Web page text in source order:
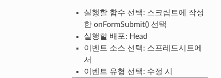
실행할 함수 선택: 스크립트에 작성
한 onFormSubmit() 선택
실행할 배포: Head
이벤트 소스 선택: 스프레드시트에
서
이벤트 유형 선택: 수정 시